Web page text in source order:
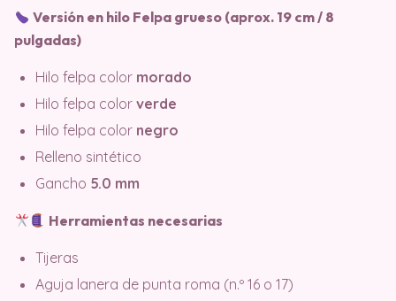
Versión en hilo Felpa grueso (aprox. 19 cm / 8
pulgadas)
Hilo felpa color morado
Hilo felpa color verde
Hilo felpa color negro
Relleno sintético
Gancho 5.0 mm
Herramientas necesarias
Tijeras
Aguja lanera de punta roma (n.º 16 o 17)